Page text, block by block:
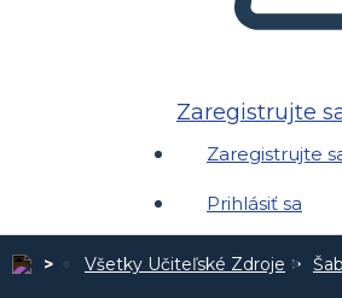
Zaregistrujte
Zaregistrujte
Prihlásiť sa
Všetky Učiteľské Zdroje